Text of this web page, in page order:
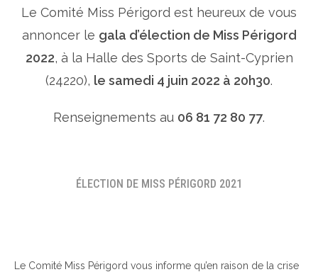
Le Comité Miss Périgord est heureux de vous
annoncer le gala d’élection de Miss Périgord
2022, à la Halle des Sports de Saint-Cyprien
(24220), le samedi 4 juin 2022 à 20h30.
Renseignements au 06 81 72 80 77.
ÉLECTION DE MISS PÉRIGORD 2021
Le Comité Miss Périgord vous informe qu’en raison de la crise